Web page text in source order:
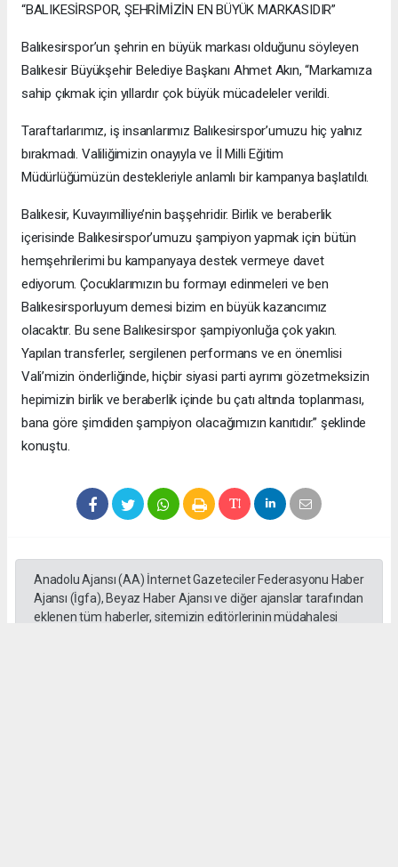
“BALIKESİRSPOR, ŞEHRİMİZİN EN BÜYÜK MARKASIDIR”
Balıkesirspor’un şehrin en büyük markası olduğunu söyleyen
Balıkesir Büyükşehir Belediye Başkanı Ahmet Akın, “Markamıza
sahip çıkmak için yıllardır çok büyük mücadeleler verildi.
Taraftarlarımız, iş insanlarımız Balıkesirspor’umuzu hiç yalnız
bırakmadı. Valiliğimizin onayıyla ve İl Milli Eğitim
Müdürlüğümüzün destekleriyle anlamlı bir kampanya başlatıldı.
Balıkesir, Kuvayımilliye’nin başşehridir. Birlik ve beraberlik
içerisinde Balıkesirspor’umuzu şampiyon yapmak için bütün
hemşehrilerimi bu kampanyaya destek vermeye davet
ediyorum. Çocuklarımızın bu formayı edinmeleri ve ben
Balıkesirsporluyum demesi bizim en büyük kazancımız
olacaktır. Bu sene Balıkesirspor şampiyonluğa çok yakın.
Yapılan transferler, sergilenen performans ve en önemlisi
Vali’mizin önderliğinde, hiçbir siyasi parti ayrımı gözetmeksizin
hepimizin birlik ve beraberlik içinde bu çatı altında toplanması,
bana göre şimdiden şampiyon olacağımızın kanıtıdır.” şeklinde
konuştu.
Anadolu Ajansı (AA) İnternet Gazeteciler Federasyonu Haber
Ajansı (İgfa), Beyaz Haber Ajansı ve diğer ajanslar tarafından
eklenen tüm haberler, sitemizin editörlerinin müdahalesi